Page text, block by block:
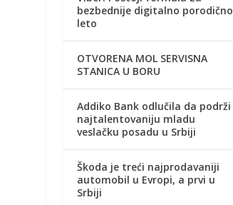
bezbednije digitalno porodično
leto
OTVORENA MOL SERVISNA
STANICA U BORU
Addiko Bank odlučila da podrži
najtalentovaniju mladu
veslačku posadu u Srbiji
Škoda je treći najprodavaniji
automobil u Evropi, a prvi u
Srbiji